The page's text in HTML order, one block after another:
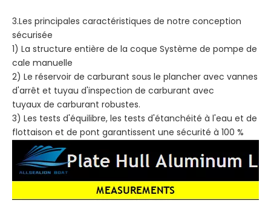
3.Les principales caractéristiques de notre conception
sécurisée
1) La structure entière de la coque Système de pompe de
cale manuelle
2) Le réservoir de carburant sous le plancher avec vannes
d'arrêt et tuyau d'inspection de carburant avec
tuyaux de carburant robustes.
3) Les tests d'équilibre, les tests d'étanchéité à l'eau et de
flottaison et de pont garantissent une sécurité à 100 %